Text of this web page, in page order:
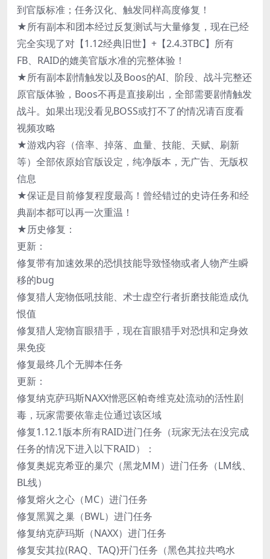
到官版标准；任务汉化、触发同样高度修复！
★所有副本和团本经过反复测试与大量修复，现在已经
完全实现了对【1.12经典旧世】+【2.4.3TBC】所有
FB、RAID的媲美官版水准的完整体验！
★所有副本剧情触发以及Boos的AI、阶段、战斗完整还
原官版体验，Boos不再是直接刷出，全部需要剧情触发
战斗。如果出现没看见BOSS或打不了的情况请百度看
视频攻略
★游戏内容（倍率、掉落、血量、技能、天赋、刷新
等）全部依原始官版设定，纯净版本，无广告、无版权
信息
★保证是目前修复程度最高！曾经错过的史诗任务和经
典副本都可以再一次重温！
★历史修复：
更新：
修复带有加速效果的恐惧技能导致怪物或者人物产生瞬
移的bug
修复猎人宠物低吼技能、术士虚空行者折磨技能造成仇
恨值
修复猎人宠物盲眼猎手，现在盲眼猎手对恐惧和定身效
果免疫
修复最终几个无脚本任务
更新：
修复纳克萨玛斯NAXX憎恶区帕奇维克处流动的活性剧
毒，玩家需要依靠走位通过该区域
修复1.12.1版本所有RAID进门任务（玩家无法在没完成
任务的情况下进入以下RAID）：
修复奥妮克希亚的巢穴（黑龙MM）进门任务（LM线、
BL线）
修复熔火之心（MC）进门任务
修复黑翼之巢（BWL）进门任务
修复纳克萨玛斯（NAXX）进门任务
修复安其拉(RAQ、TAQ)开门任务（黑色其拉共鸣水